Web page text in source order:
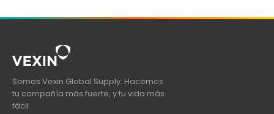
Somos Vexin Global Supply. Hacemos
tu compañía más fuerte, y tu vida más
fácil.